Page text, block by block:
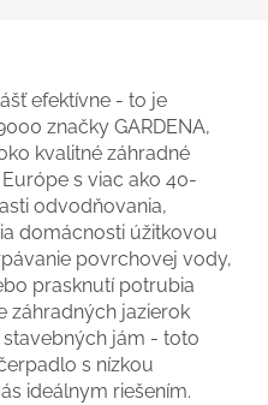
efektívne - to je
značky GARDENA,
kvalitné záhradné
s viac ako 40-
odvodňovania,
domácnosti úžitkovou
povrchovej vody,
prasknutí potrubia
záhradných jazierok
jám - toto
s nízkou
ideálnym riešením.